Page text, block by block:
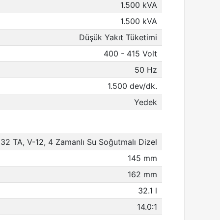
1.500 kVA
1.500 kVA
Düşük Yakıt Tüketimi
400 - 415 Volt
50 Hz
1.500 dev/dk.
Yedek
TA, V-12, 4 Zamanlı Su Soğutmalı Dizel
145 mm
162 mm
32.1 l
14.0:1